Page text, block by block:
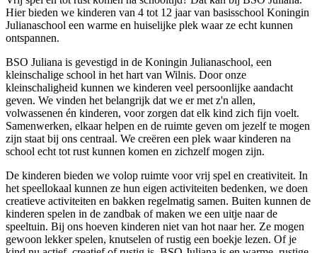
Hier bieden we kinderen van 4 tot 12 jaar van basisschool Koningin
Julianaschool een warme en huiselijke plek waar ze echt kunnen
ontspannen.
BSO Juliana is gevestigd in de Koningin Julianaschool, een
kleinschalige school in het hart van Wilnis. Door onze
kleinschaligheid kunnen we kinderen veel persoonlijke aandacht
geven. We vinden het belangrijk dat we er met z'n allen,
volwassenen én kinderen, voor zorgen dat elk kind zich fijn voelt.
Samenwerken, elkaar helpen en de ruimte geven om jezelf te mogen
zijn staat bij ons centraal. We creëren een plek waar kinderen na
school echt tot rust kunnen komen en zichzelf mogen zijn.
De kinderen bieden we volop ruimte voor vrij spel en creativiteit. In
het speellokaal kunnen ze hun eigen activiteiten bedenken, we doen
creatieve activiteiten en bakken regelmatig samen. Buiten kunnen de
kinderen spelen in de zandbak of maken we een uitje naar de
speeltuin. Bij ons hoeven kinderen niet van hot naar her. Ze mogen
gewoon lekker spelen, knutselen of rustig een boekje lezen. Of je